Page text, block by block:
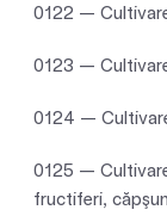
0122 —
0123 —
0124 —
0125 —
fructiferi,